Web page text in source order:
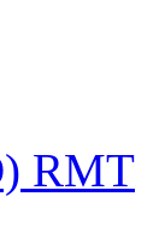
RMT